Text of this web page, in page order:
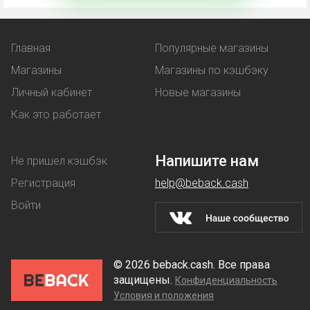
услугу, предоставляемая бонусом -
например, бесплатная доставка.
Купонработает аналогичным образом - при его
использовании клиент покупает товар по
сниженной стоимости.
магазины предоставляют на разных
максимальной выгоды, но учтите, что промокоды
или купоны могут повлиять на его действие.
Главная
Магазины
Личный кабинет
Как это работает
Популярные магазины
Магазины по кэшбэку
Новые магазины
Не пришел кэшбэк
Регистрация
Войти
Напишите нам
help@beback.cash
© 2026 beback.cash. Все права
защищены. Конфиденциальность
Условия и положения